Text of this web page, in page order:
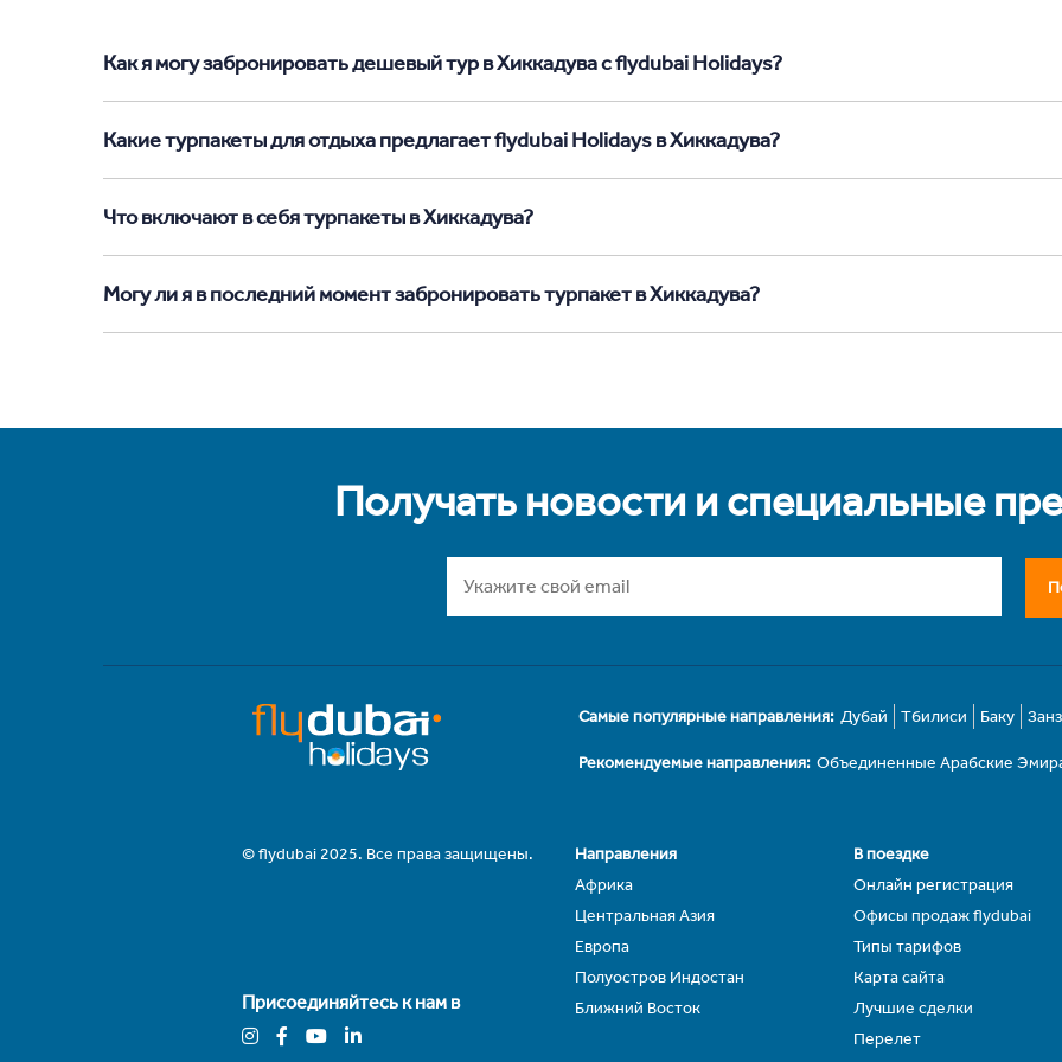
Как я могу забронировать дешевый тур в Хиккадува с flydubai Holidays?
Какие турпакеты для отдыха предлагает flydubai Holidays в Хиккадува?
Что включают в себя турпакеты в Хиккадува?
Могу ли я в последний момент забронировать турпакет в Хиккадува?
Получать новости и специальные
Самые популярные направления: Дубай Тбилиси Баку
Рекомендуемые направления: Объединенные Арабские
© flydubai 2025. Все права защищены.
Присоединяйтесь к нам в
Направления
Африка
Центральная Азия
Европа
Полуостров Индостан
Ближний Восток
В поездке
Онлайн регистрация
Офисы продаж flydubai
Типы тарифов
Карта сайта
Лучшие сделки
Перелет